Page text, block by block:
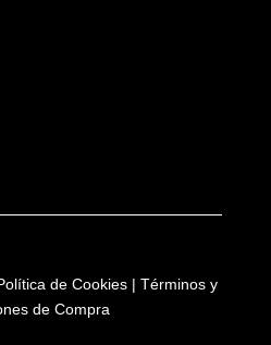
de Cookies |Términos y
de Compra